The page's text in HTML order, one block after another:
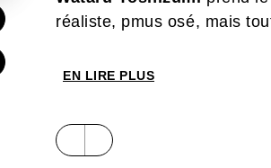
réaliste, pmus osé, mais
EN LIRE PLUS